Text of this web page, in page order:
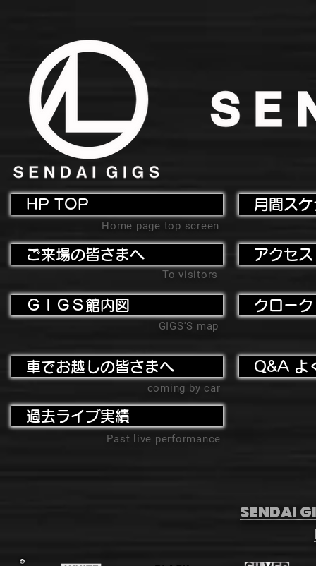
HP TOP
Home page top screen
ご来場の皆さまへ
To visitors
ＧＩＧＳ館内図
GIGS'S map
月間ス
アクセ
クローク
車でお越しの皆さまへ
coming by car
過去ライブ実績
Past live performance
Q&A よ
SENDAI